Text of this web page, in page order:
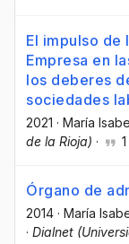
El impulso de
Empresa en
los deberes
sociedades
2021 · María
de la Rioja) · 1
Órgano de
2014 · María
· Dialnet